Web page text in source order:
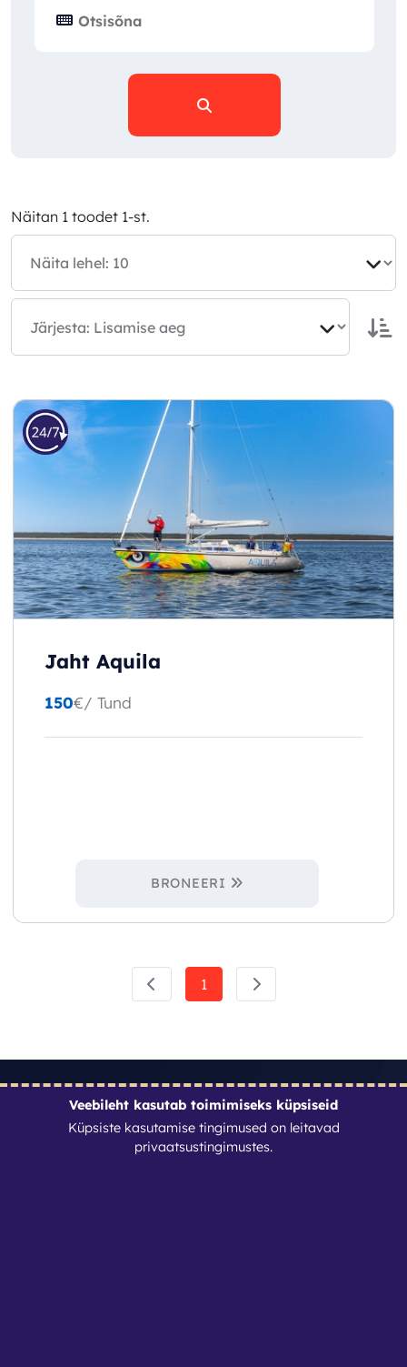
Näitan 1 toodet 1-st.
Jaht Aquila
150€/ Tund
BRONEERI
1
Kontaktid
Nutirent OÜ
Veebileht kasutab toimimiseks küpsiseid
Küpsiste kasutamise tingimused on leitavad
privaatsustingimustes.